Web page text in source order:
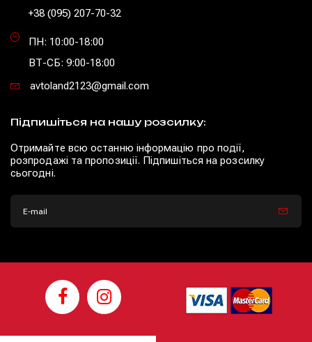
+38 (095) 207-70-32
ПН: 10:00-18:00
ВТ-СБ: 9:00-18:00
avtoland2123@gmail.com
Підпишіться на нашу розсилку:
Отримайте всю останню інформацію про події,
розпродажі та пропозиції. Підпишіться на розсилку
сьогодні.